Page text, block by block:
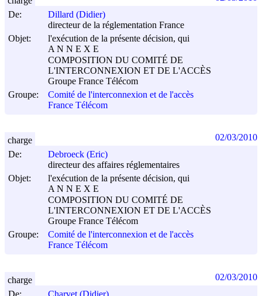
De:
Dillard (Didier)
directeur de la réglementation France
Objet:
l'exécution de la présente décision, qui
A N N E X E
COMPOSITION DU COMITÉ DE
L'INTERCONNEXION ET DE L'ACCÈS
Groupe France Télécom
Groupe:
Comité de l'interconnexion et de l'accès
France Télécom
De:
Debroeck (Eric)
directeur des affaires réglementaires
Objet:
l'exécution de la présente décision, qui
A N N E X E
COMPOSITION DU COMITÉ DE
L'INTERCONNEXION ET DE L'ACCÈS
Groupe France Télécom
Groupe:
Comité de l'interconnexion et de l'accès
France Télécom
charge 02/03/2010
De:
charge 02/03/2010